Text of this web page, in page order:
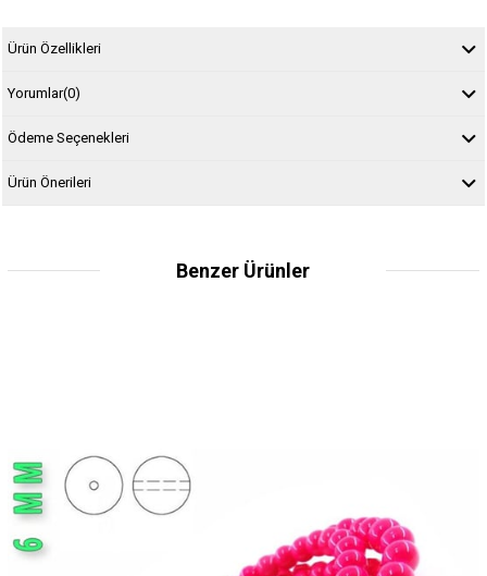
Ürün Özellikleri
Yorumlar(0)
Ödeme Seçenekleri
Ürün Önerileri
Benzer Ürünler